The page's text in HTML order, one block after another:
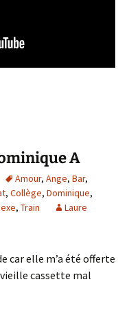
A
Amour, Ange, Bar,
, Collège, Dominique,
, Train
Laure
car elle m’a été offerte
cassette mal